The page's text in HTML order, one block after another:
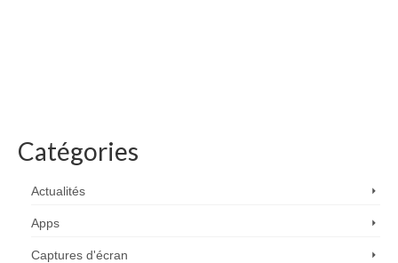
Catégories
Actualités
Apps
Captures d'écran